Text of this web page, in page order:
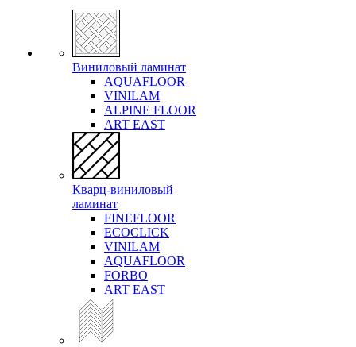
Виниловый ламинат
AQUAFLOOR
VINILAM
ALPINE FLOOR
ART EAST
Кварц-виниловый
ламинат
FINEFLOOR
ECOCLICK
VINILAM
AQUAFLOOR
FORBO
ART EAST